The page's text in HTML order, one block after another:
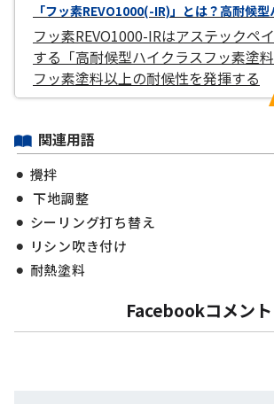
「フッ素REVO1000(-IR)」とは？高耐候
フッ素REVO1000-IRはアステックペ
する「高耐候型ハイクラスフッ素塗
フッ素塗料以上の耐候性を発揮する
関連用語
攪拌
下地調整
シーリング打ち替え
リシン吹き付け
耐熱塗料
Facebookコメント